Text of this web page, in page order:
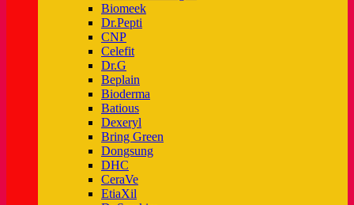
Biomeek
Dr.Pepti
CNP
Celefit
Dr.G
Beplain
Bioderma
Batious
Dexeryl
Bring Green
Dongsung
DHC
CeraVe
EtiaXil